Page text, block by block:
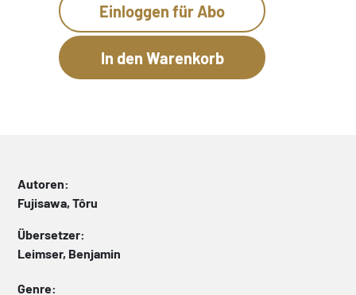
Einloggen für Abo
Autoren:
Fujisawa, Tôru
Übersetzer:
Leimser, Benjamin
Genre: